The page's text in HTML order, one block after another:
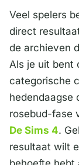
Veel spelers
direct
de archieven
Als je uit bent
categorische
hedendaagse
rosebud-fase
De Sims 4.
resultaat wilt